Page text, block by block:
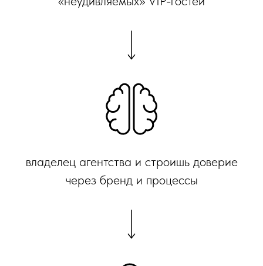
владелец агентства и строишь доверие
через бренд и процессы